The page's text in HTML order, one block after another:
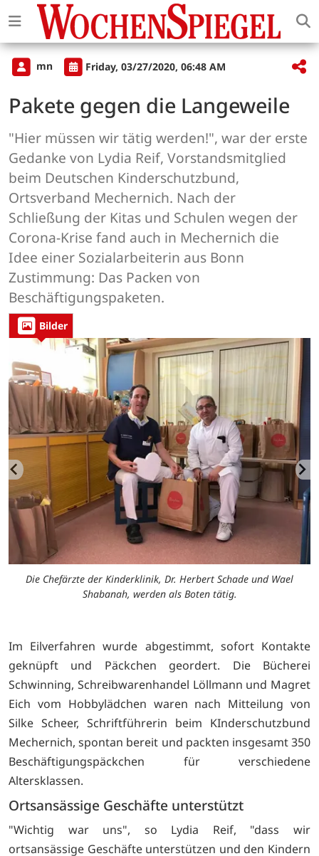
mn Friday, 03/27/2020, 06:48 AM
Pakete gegen die Langeweile
"Hier müssen wir tätig werden!", war der erste
Gedanke von Lydia Reif, Vorstandsmitglied
beim Deutschen Kinderschutzbund,
Ortsverband Mechernich. Nach der
Schließung der Kitas und Schulen wegen der
Corona-Krise fand auch in Mechernich die
Idee einer Sozialarbeiterin aus Bonn
Zustimmung: Das Packen von
Beschäftigungspaketen.
Bilder
Die Chefärzte der Kinderklinik, Dr. Herbert Schade und Wael
Shabanah, werden als Boten tätig.
Im Eilverfahren wurde abgestimmt, sofort Kontakte
geknüpft und Päckchen geordert. Die Bücherei
Schwinning, Schreibwarenhandel Löllmann und Magret
Eich vom Hobbylädchen waren nach Mitteilung von
Silke Scheer, Schriftführerin beim KInderschutzbund
Mechernich, spontan bereit und packten insgesamt 350
Beschäftigungspäckchen für verschiedene
Altersklassen.
Ortsansässige Geschäfte unterstützt
"Wichtig war uns", so Lydia Reif, "dass wir
ortsansässige Geschäfte unterstützen und den Kindern